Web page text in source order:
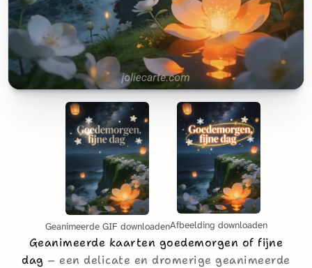
Geanimeerde GIF downloadenAfbeelding downloaden
Geanimeerde kaarten goedemorgen of fijne
dag
een delicate en dromerige geanimeerde